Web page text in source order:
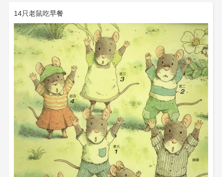
14只老鼠吃早餐